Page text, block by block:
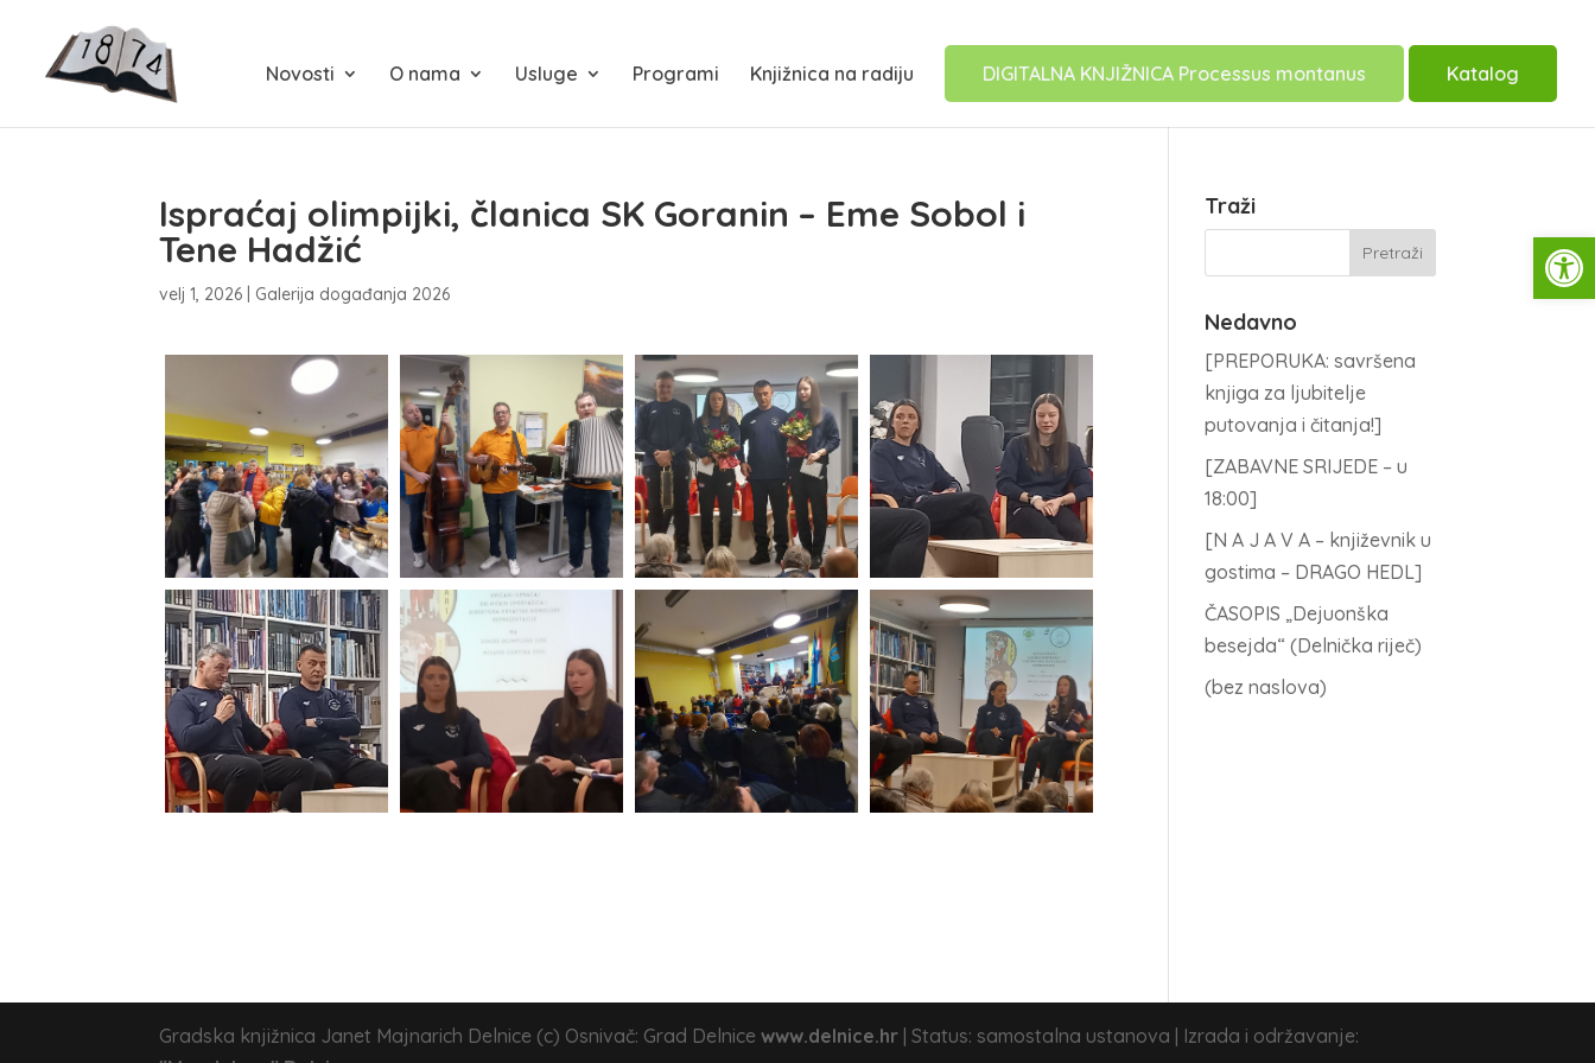
Novosti O nama Usluge Programi Knjižnica na radiju DIGITALNA KNJIŽNICA Processus montanus Katalog
Ispraćaj olimpijki, članica SK Goranin – Eme Sobol i
Tene Hadžić
velj 1, 2026 Galerija događanja 2026
Traži
Nedavno
[PREPORUKA: savršena
knjiga za ljubitelje
putovanja i čitanja!]
[ZABAVNE SRIJEDE – u
18:00]
[N A J A V A – književnik u
gostima – DRAGO HEDL]
ČASOPIS „Dejuonška
besejda“ (Delnička riječ)
(bez naslova)
Gradska knjižnica Janet Majnarich Delnice (c) Osnivač: Grad Delnicewww.delnice.hr | Status: samostalna ustanova | Izrada i održavanje: